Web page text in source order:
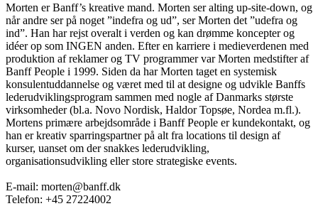
Morten er Banff’s kreative mand. Morten ser alting up-site-down, og
når andre ser på noget ”indefra og ud”, ser Morten det ”udefra og
ind”. Han har rejst overalt i verden og kan drømme koncepter og
idéer op som INGEN anden. Efter en karriere i medieverdenen med
produktion af reklamer og TV programmer var Morten medstifter af
Banff People i 1999. Siden da har Morten taget en systemisk
konsulentuddannelse og været med til at designe og udvikle Banffs
lederudviklingsprogram sammen med nogle af Danmarks største
virksomheder (bl.a. Novo Nordisk, Haldor Topsøe, Nordea m.fl.).
Mortens primære arbejdsområde i Banff People er kundekontakt, og
han er kreativ sparringspartner på alt fra locations til design af
kurser, uanset om der snakkes lederudvikling,
organisationsudvikling eller store strategiske events.
E-mail: morten@banff.dk
Telefon: +45 27224002